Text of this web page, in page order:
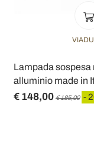
Lampada sospesa
alluminio made in
€ 148,00 € 185,00 -